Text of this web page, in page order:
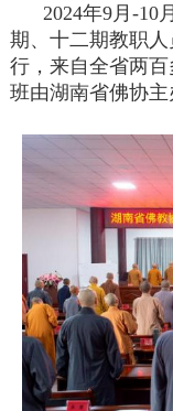
2024年9月-10
期、十二期教职
行，来自全省两
班由湖南省佛协主